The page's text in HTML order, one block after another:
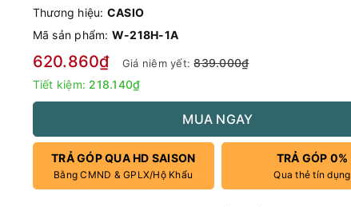
Thương hiệu: CASIO
Mã sản phẩm: W-218H-1A
620.860₫ Giá niêm yết:839.000₫
Tiết kiệm: 218.140₫
MUA NGAY
TRẢ GÓP QUA HD SAISON
Bằng CMND & GPLX/Hộ Khẩu
TRẢ GÓP 0%
Qua thẻ tín dụng